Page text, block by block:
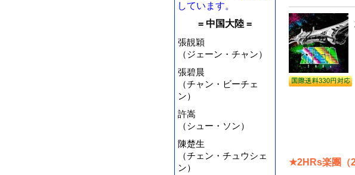
しています。
= 中国大陸 =
張靚穎
（ジェーン・チャン）
張碧晨
（チャン・ビーチェ
ン）
許嵩
（シュー・ソン）
陳楚生
（チェン・チュウシェ
ン）
★2HRs楽團（